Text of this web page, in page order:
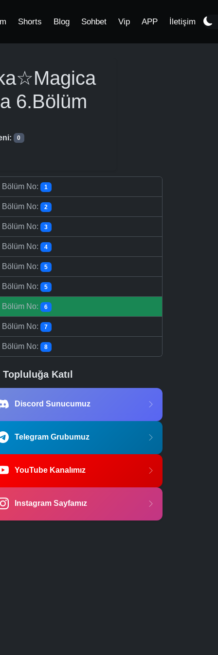
Shorts Blog Sohbet Vip APP İletişim
6.Bölüm
0
Bölüm No: 1
Bölüm No: 2
Bölüm No: 3
Bölüm No: 4
Bölüm No: 5
Bölüm No: 5
Bölüm No: 6
Bölüm No: 7
Bölüm No: 8
Topluluğa Katıl
Discord Sunucumuz
Telegram Grubumuz
YouTube Kanalımız
Instagram Sayfamız